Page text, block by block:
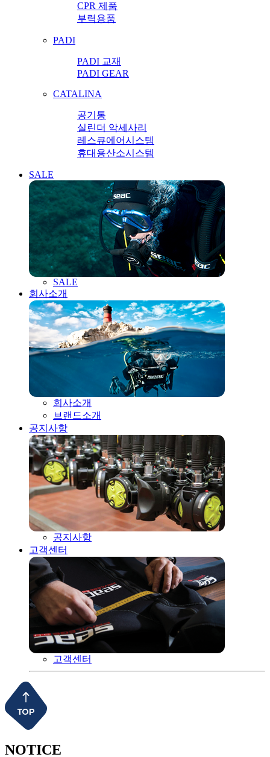
CPR 제품
부력용품
PADI
PADI 교재
PADI GEAR
CATALINA
공기통
실린더 악세사리
레스큐에어시스템
휴대용산소시스템
SALE
SALE
회사소개
회사소개
브랜드소개
공지사항
공지사항
고객센터
고객센터
NOTICE